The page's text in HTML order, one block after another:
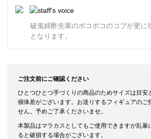
破鬼婦酢先輩のボコボコのコブが更に
となります。
ご注文前にご確認ください
ひとつひとつ手づくりの商品のためサイズは目安
個体差がございます。お送りするフィギュアのご
せん。予めご了承くださいませ。
本製品はマラカスとしてもご使用できますが乱暴
ると破損する場合がございます。